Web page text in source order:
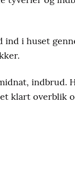
ind i huset
indbrud.
klart overblik